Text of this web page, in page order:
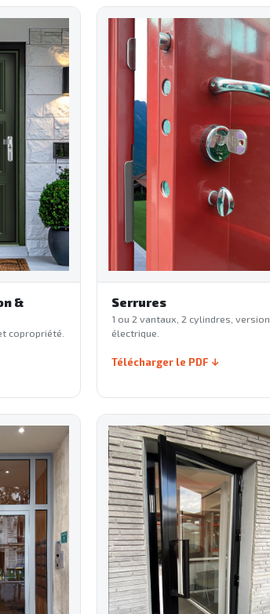
&
copropriété.
Serrures
1 ou 2 vantaux, 2 cylindres, version
électrique.
Télécharger le PDF